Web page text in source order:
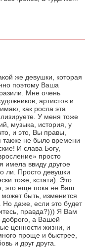
же девушки, которая
поэтому Ваша
Мне очень
артистов и
как росла эта
У меня тоже
музыка, история, у
и это, Вы правы,
не было времени
И слава Богу,
просто
имела ввиду другое
ли. Просто девушки
тоже, кстати). Это
это еще пока не Ваш
быть, изменится
даже, если это будет
правда?))) Я Вам
доброго, а Вашей
ценности жизни, и
проще и быстрее,
и друг друга.